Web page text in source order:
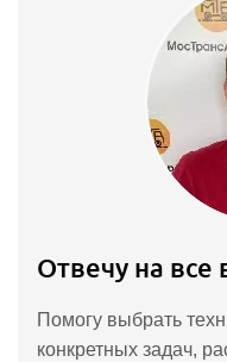
Отвечу на все
Помогу выбрать
конкретных задач,